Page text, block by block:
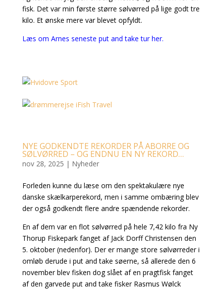
fisk. Det var min første større sølvørred på lige godt tre
kilo. Et ønske mere var blevet opfyldt.
Læs om Arnes seneste put and take tur her.
NYE GODKENDTE REKORDER PÅ ABORRE OG
SØLVØRRED – OG ENDNU EN NY REKORD…
nov 28, 2025 | Nyheder
Forleden kunne du læse om den spektakulære nye
danske skælkarperekord, men i samme ombæring blev
der også godkendt flere andre spændende rekorder.
En af dem var en flot sølvørred på hele 7,42 kilo fra Ny
Thorup Fiskepark fanget af Jack Dorff Christensen den
5. oktober (nedenfor). Der er mange store sølvørreder i
omløb derude i put and take søerne, så allerede den 6
november blev fisken dog slået af en pragtfisk fanget
af den garvede put and take fisker Rasmus Wølck